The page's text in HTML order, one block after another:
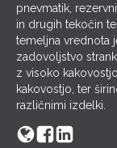
pnevmatik,
in drugih tekočin
temeljna vrednota
zadovoljstvo
z visoko
kakovostjo, ter
različnimi izdelki.